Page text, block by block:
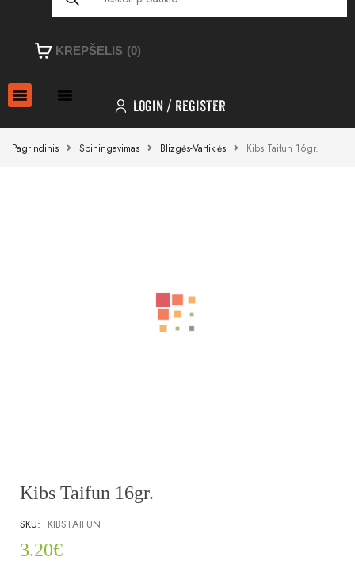
KREPŠELIS (0)
LOGIN REGISTER
Pagrindinis Spiningavimas Blizgės-Vartiklės Kibs Taifun 16gr.
Kibs Taifun 16gr.
SKU: KIBSTAIFUN
3.20€